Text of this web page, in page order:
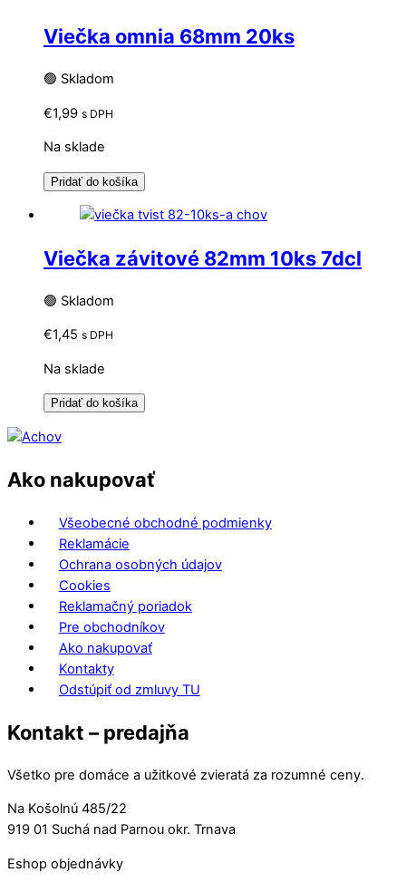
Viečka omnia 68mm 20ks
🟢 Skladom
€1,99 s DPH
Na sklade
Pridať do košíka
Viečka závitové 82mm 10ks 7dcl
🟢 Skladom
€1,45 s DPH
Na sklade
Pridať do košíka
Ako nakupovať
Všeobecné obchodné podmienky
Reklamácie
Ochrana osobných údajov
Cookies
Reklamačný poriadok
Pre obchodníkov
Ako nakupovať
Kontakty
Odstúpiť od zmluvy TU
Kontakt – predajňa
Všetko pre domáce a užitkové zvieratá za rozumné ceny.
Na Košolnú 485/22
919 01 Suchá nad Parnou okr. Trnava
Eshop objednávky